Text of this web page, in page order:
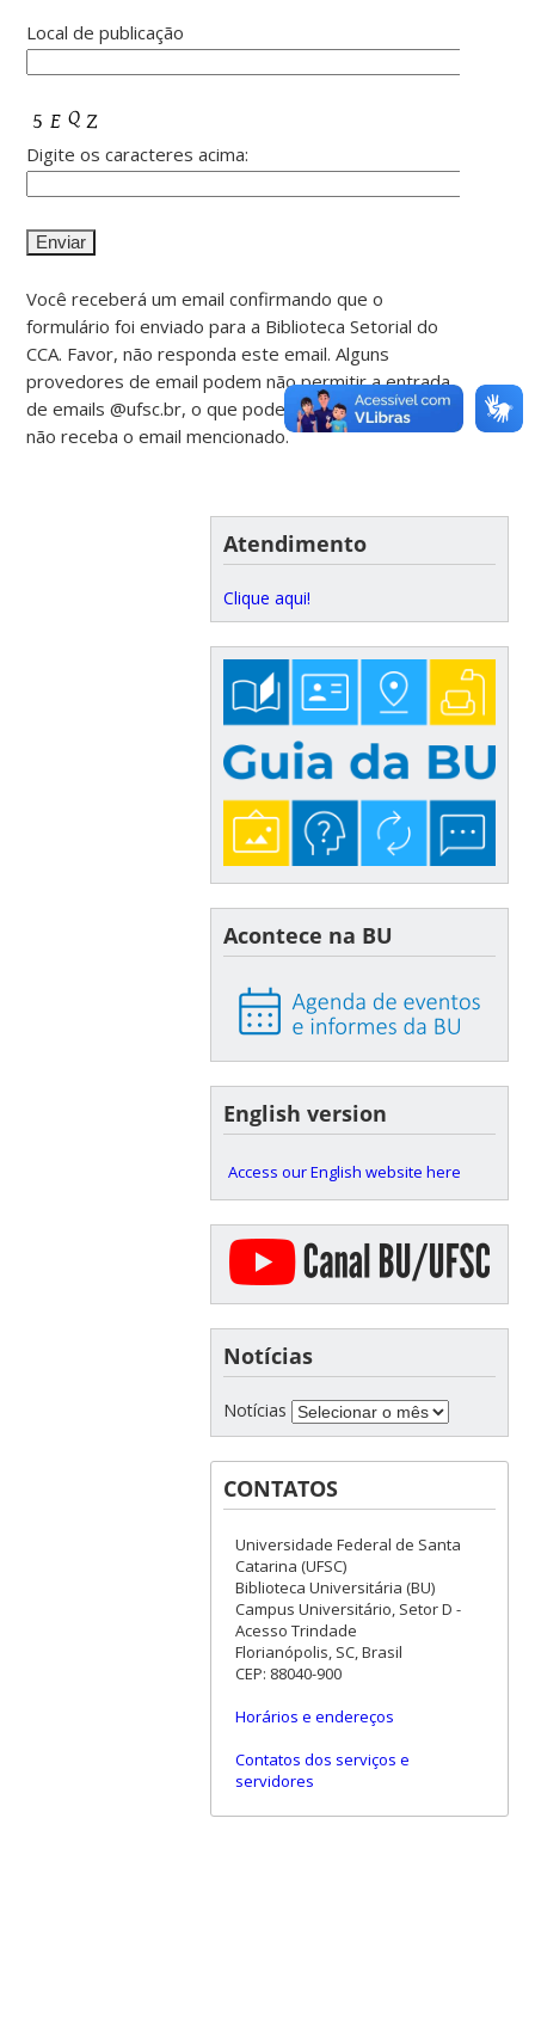
Local de publicação
Digite os caracteres acima:
Você receberá um email confirmando que o
formulário foi enviado para a Biblioteca Setorial do
CCA. Favor, não responda este email. Alguns
provedores de email podem não permitir a entrada
de emails @ufsc.br, o que pode fazer com que você
não receba o email mencionado.
Atendimento
Clique aqui!
Acontece na BU
English version
Access our English website here
Notícias
Notícias
CONTATOS
Universidade Federal de Santa
Catarina (UFSC)
Biblioteca Universitária (BU)
Campus Universitário, Setor D -
Acesso Trindade
Florianópolis, SC, Brasil
CEP: 88040-900
Horários e endereços
Contatos dos serviços e
servidores